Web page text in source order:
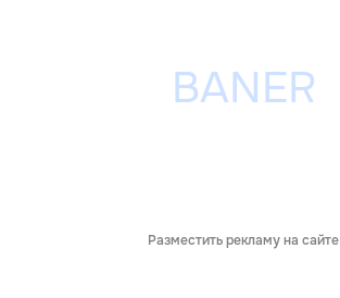
Разместить рекламу на сайте